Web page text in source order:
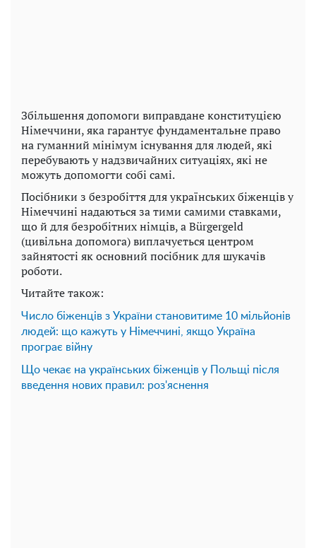
Збільшення допомоги виправдане конституцією
Німеччини, яка гарантує фундаментальне право
на гуманний мінімум існування для людей, які
перебувають у надзвичайних ситуаціях, які не
можуть допомогти собі самі.
Посібники з безробіття для українських біженців у
Німеччині надаються за тими самими ставками,
що й для безробітних німців, а Bürgergeld
(цивільна допомога) виплачується центром
зайнятості як основний посібник для шукачів
роботи.
Читайте також:
Число біженців з України становитиме 10 мільйонів
людей: що кажуть у Німеччині, якщо Україна
програє війну
Що чекає на українських біженців у Польщі після
введення нових правил: роз'яснення